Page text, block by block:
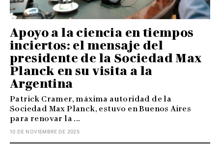
Apoyo a la ciencia en tiempos
inciertos: el mensaje del
presidente de la Sociedad Max
Planck en su visita a la
Argentina
Patrick Cramer, máxima autoridad de la
Sociedad Max Planck, estuvo en Buenos Aires
para renovar la ...
10 DE NOVIEMBRE DE 2025